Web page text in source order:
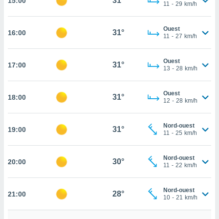
votre
en
au
web.
11 - 29 km/h
16:00 31°
Ouest
11 - 27 km/h
17:00 31°
Ouest
13 - 28 km/h
18:00 31°
Ouest
12 - 28 km/h
19:00 31°
Nord-ouest
11 - 25 km/h
20:00 30°
Nord-ouest
11 - 22 km/h
21:00 28°
Nord-ouest
10 - 21 km/h